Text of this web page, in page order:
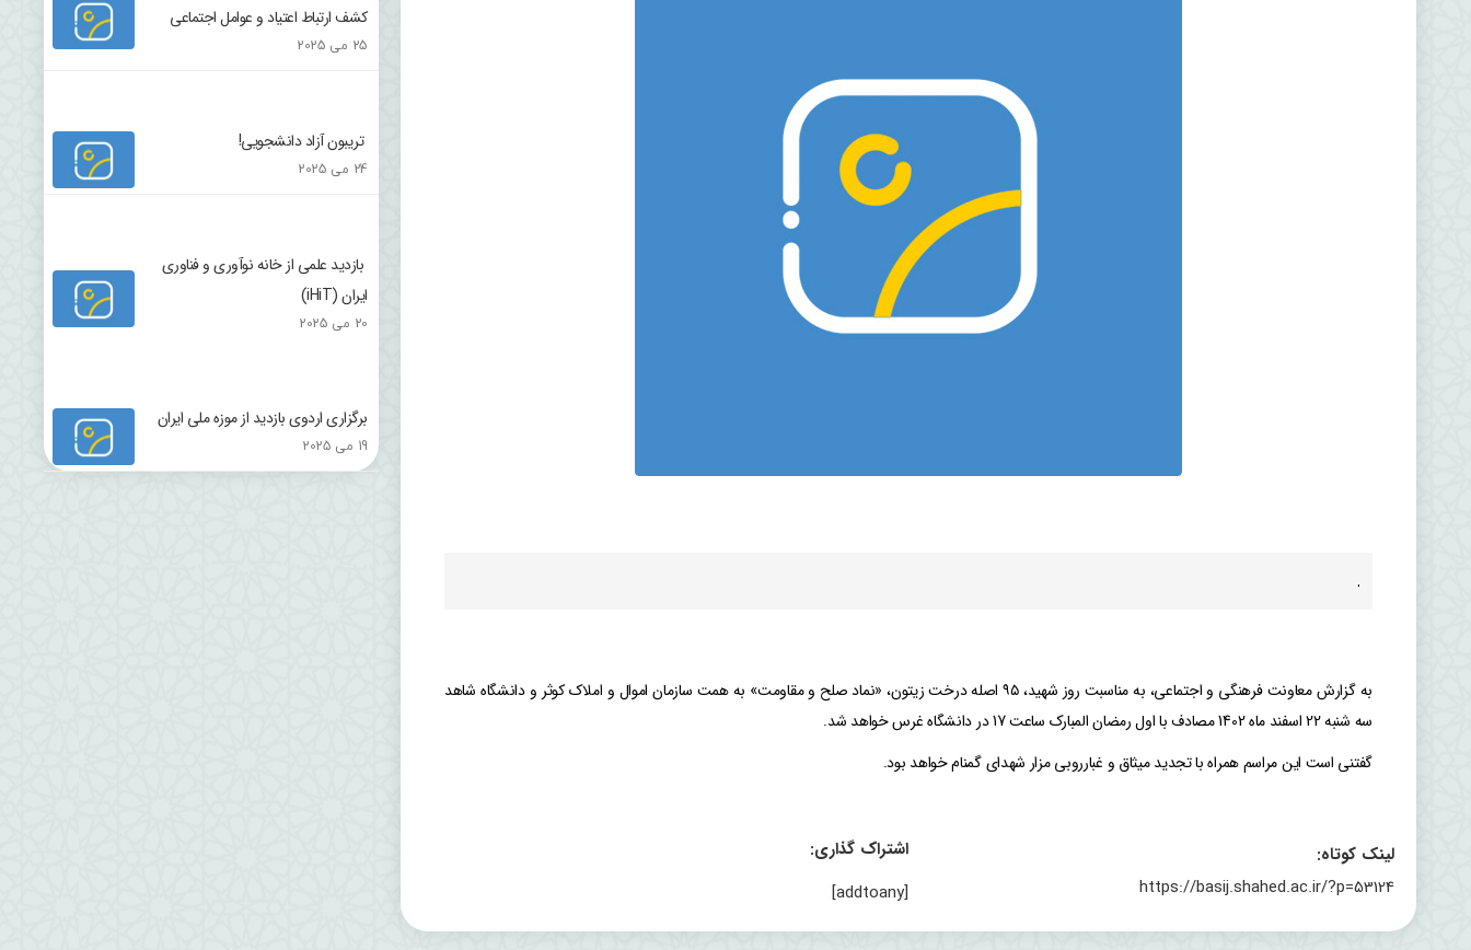
.
به گزارش معاونت فرهنگی و اجتماعی، به مناسبت روز شهید، ۹۵ اصله درخت زیتون، «نماد صلح و مقاومت» به همت سازمان اموال و املاک کوثر و دانشگاه شاهد
سه شنبه 22 اسفند ماه 1402 مصادف با اول رمضان المبارک ساعت 17 در دانشگاه غرس خواهد شد.
گفتنی است این مراسم همراه با تجدید میثاق و غبارروبی مزار شهدای گمنام خواهد بود.
لینک کوتاه:
https://basij.shahed.ac.ir/?p=53124
اشتراک گذاری:
[addtoany]
کشف ارتباط اعتیاد و عوامل اجتماعی
25 می 2025
تریبون آزاد دانشجویی!
24 می 2025
بازدید علمی از خانه نوآوری و فناوری
ایران (iHiT)
20 می 2025
برگزاری اردوی بازدید از موزه ملی ایران
19 می 2025